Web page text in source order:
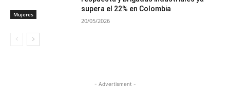
Mujeres
supera el 22% en Colombia
20/05/2026
- Advertisment -